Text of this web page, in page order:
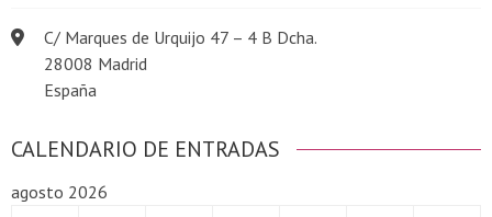
C/ Marques de Urquijo 47 – 4 B Dcha.
28008 Madrid
España
CALENDARIO DE ENTRADAS
agosto 2026